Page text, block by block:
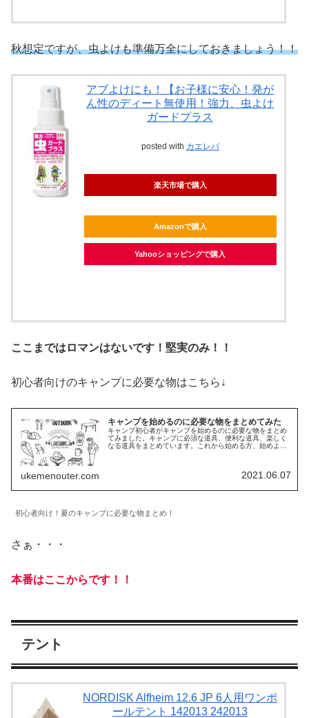
秋想定ですが、虫よけも準備万全にしておきましょう！！
アブよけにも！【お子様に安心！発が
ん性のディート無使用！強力、虫よけ
ガードプラス
posted with カエレバ
楽天市場で購入
Amazonで購入
Yahooショッピングで購入
ここまではロマンはないです！堅実のみ！！
初心者向けのキャンプに必要な物はこちら↓
キャンプを始めるのに必要な物をまとめてみた
キャンプ初心者がキャンプを始めるのに必要な物をまとめ
てみました。キャンプに必須な道具、便利な道具、楽しく
なる道具をまとめています。これから始める方、始めよう
ukemenouter.com 2021.06.07
初心者向け！夏のキャンプに必要な物まとめ！
さぁ・・・
本番はここからです！！
テント
NORDISK Alfheim 12.6 JP 6人用ワンポ
ールテント 142013 242013